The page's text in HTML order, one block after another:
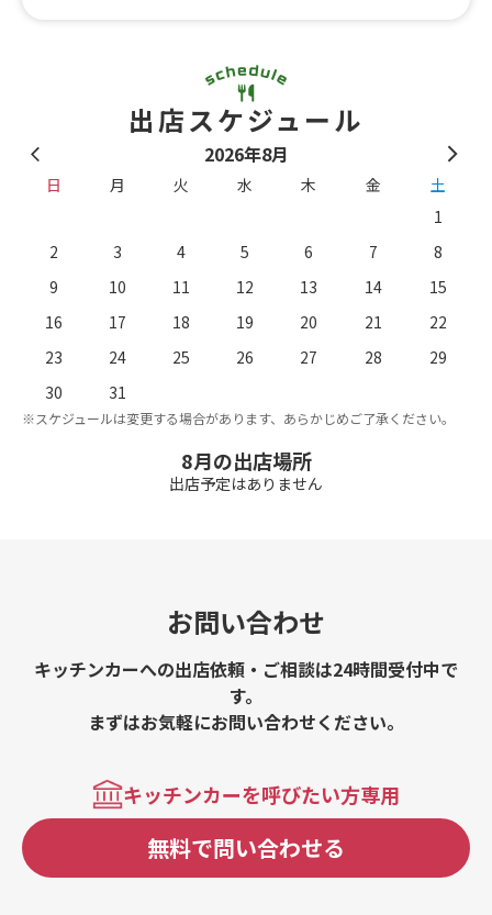
出店スケジュール
2026年8月
日 月 火 水 木 金
土
1
2
3 4 5 6 7
8
9
10 11 12 13 14
15
16
17 18 19 20 21
22
23
24 25 26 27 28
29
30
31
※スケジュールは変更する場合があります、あらかじめご了承ください。
8月の出店場所
出店予定はありません
お問い合わせ
キッチンカーへの出店依頼・ご相談は24時間受付中で
す。
まずはお気軽にお問い合わせください。
キッチンカーを呼びたい方専用
無料で問い合わせる